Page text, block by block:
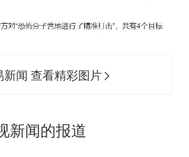
新闻 查看精彩图片
新闻的报道